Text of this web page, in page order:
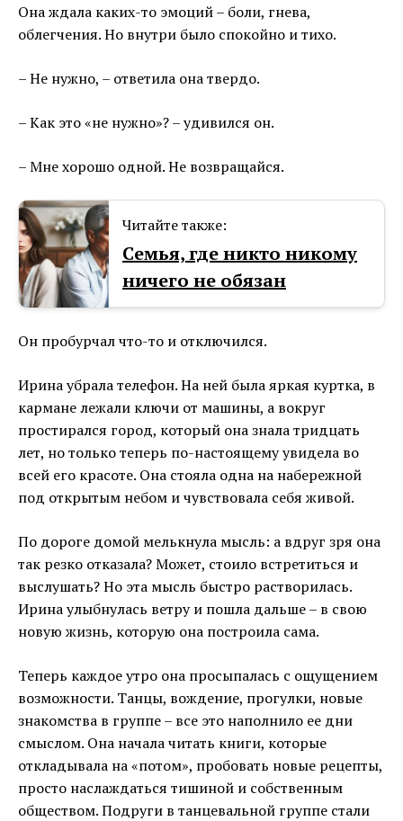
Она ждала каких-то эмоций – боли, гнева,
облегчения. Но внутри было спокойно и тихо.
– Не нужно, – ответила она твердо.
– Как это «не нужно»? – удивился он.
– Мне хорошо одной. Не возвращайся.
Читайте также:
Семья, где никто никому
ничего не обязан
Он пробурчал что-то и отключился.
Ирина убрала телефон. На ней была яркая куртка, в
кармане лежали ключи от машины, а вокруг
простирался город, который она знала тридцать
лет, но только теперь по-настоящему увидела во
всей его красоте. Она стояла одна на набережной
под открытым небом и чувствовала себя живой.
По дороге домой мелькнула мысль: а вдруг зря она
так резко отказала? Может, стоило встретиться и
выслушать? Но эта мысль быстро растворилась.
Ирина улыбнулась ветру и пошла дальше – в свою
новую жизнь, которую она построила сама.
Теперь каждое утро она просыпалась с ощущением
возможности. Танцы, вождение, прогулки, новые
знакомства в группе – все это наполнило ее дни
смыслом. Она начала читать книги, которые
откладывала на «потом», пробовать новые рецепты,
просто наслаждаться тишиной и собственным
обществом. Подруги в танцевальной группе стали